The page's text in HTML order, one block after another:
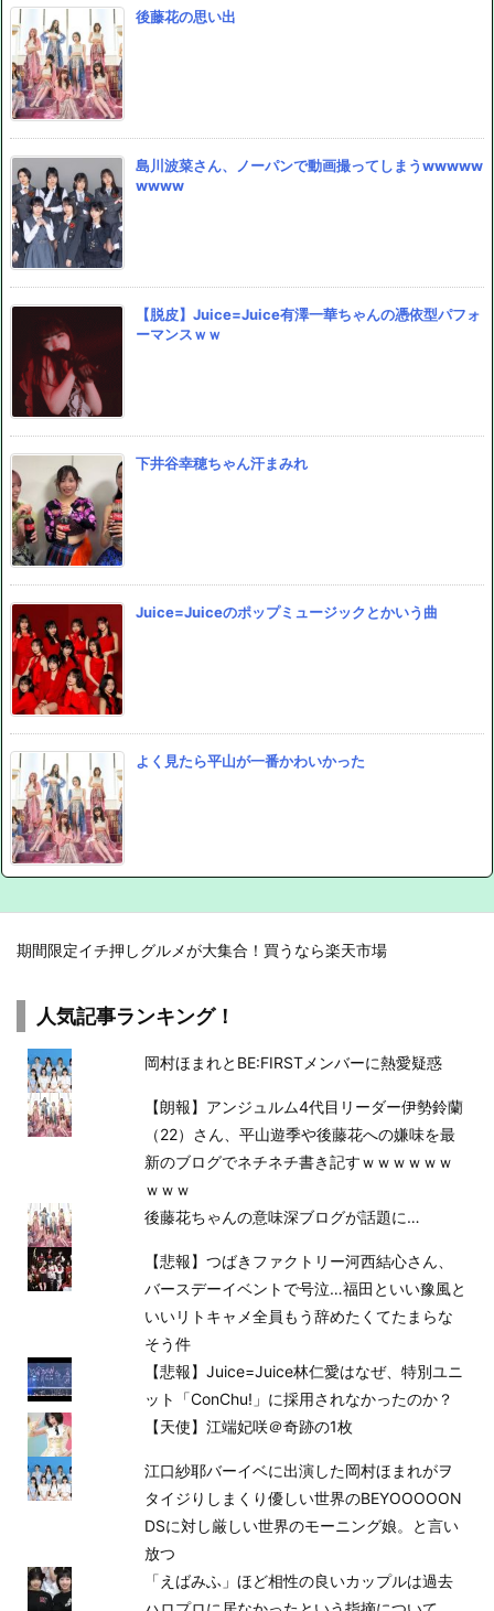
後藤花の思い出
島川波菜さん、ノーパンで動画撮ってしまうwwwww
wwww
【脱皮】Juice=Juice有澤一華ちゃんの憑依型パフォ
ーマンスｗｗ
下井谷幸穂ちゃん汗まみれ
Juice=Juiceのポップミュージックとかいう曲
よく見たら平山が一番かわいかった
期間限定イチ押しグルメが大集合！買うなら楽天市場
人気記事ランキング！
岡村ほまれとBE:FIRSTメンバーに熱愛疑惑
【朗報】アンジュルム4代目リーダー伊勢鈴蘭
（22）さん、平山遊季や後藤花への嫌味を最
新のブログでネチネチ書き記すｗｗｗｗｗｗ
ｗｗｗ
後藤花ちゃんの意味深ブログが話題に…
【悲報】つばきファクトリー河西結心さん、
バースデーイベントで号泣…福田といい豫風と
いいリトキャメ全員もう辞めたくてたまらな
そう件
【悲報】Juice=Juice林仁愛はなぜ、特別ユニ
ット「ConChu!」に採用されなかったのか？
【天使】江端妃咲＠奇跡の1枚
江口紗耶バーイベに出演した岡村ほまれがヲ
タイジりしまくり優しい世界のBEYOOOOON
DSに対し厳しい世界のモーニング娘。と言い
放つ
「えばみふ」ほど相性の良いカップルは過去